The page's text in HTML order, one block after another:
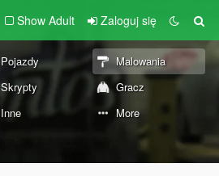
Show Adult Zaloguj się
Pojazdy
Malowania
Skrypty
Gracz
Inne More